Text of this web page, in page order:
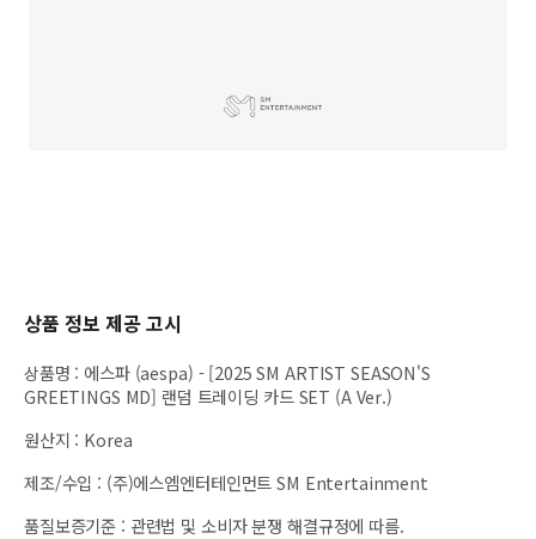
상품 정보 제공 고시
상품명 : 에스파 (aespa) - [2025 SM ARTIST SEASON'S
GREETINGS MD] 랜덤 트레이딩 카드 SET (A Ver.)
원산지 : Korea
제조/수입 : (주)에스엠엔터테인먼트 SM Entertainment
품질보증기준 : 관련법 및 소비자 분쟁 해결규정에 따름.